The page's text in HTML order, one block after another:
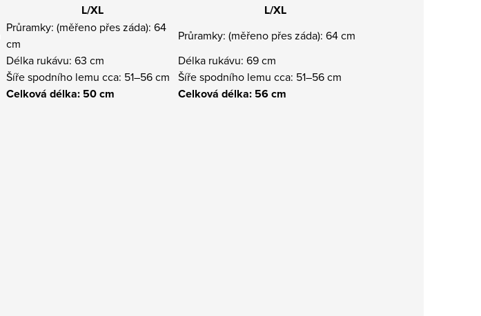
L/XL L/XL
Průramky: (měřeno přes záda): 64
cm
Průramky: (měřeno přes záda): 64 cm
Délka rukávu: 63 cm
Délka rukávu: 69 cm
Šíře spodního lemu cca: 51–56 cm Šíře spodního lemu cca: 51–56 cm
Celková délka: 50 cm Celková délka: 56 cm